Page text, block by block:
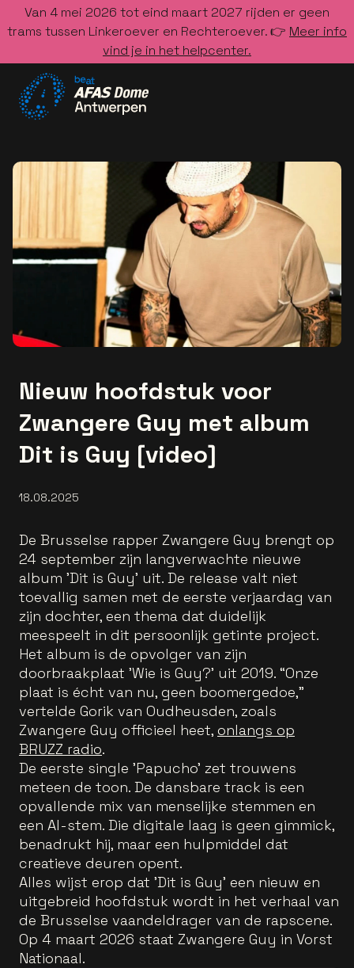
Van 4 mei 2026 tot eind maart 2027 rijden er geen
trams tussen Linkeroever en Rechteroever. 👉 Meer info
vind je in het helpcenter.
Nieuw hoofdstuk voor
Zwangere Guy met album
Dit is Guy [video]
18.08.2025
De Brusselse rapper Zwangere Guy brengt op
24 september zijn langverwachte nieuwe
album 'Dit is Guy' uit. De release valt niet
toevallig samen met de eerste verjaardag van
zijn dochter, een thema dat duidelijk
meespeelt in dit persoonlijk getinte project.
Het album is de opvolger van zijn
doorbraakplaat 'Wie is Guy?' uit 2019. “Onze
plaat is écht van nu, geen boomergedoe,”
vertelde Gorik van Oudheusden, zoals
Zwangere Guy officieel heet, onlangs op
BRUZZ radio.
De eerste single 'Papucho' zet trouwens
meteen de toon. De dansbare track is een
opvallende mix van menselijke stemmen en
een AI-stem. Die digitale laag is geen gimmick,
benadrukt hij, maar een hulpmiddel dat
creatieve deuren opent.
Alles wijst erop dat 'Dit is Guy' een nieuw en
uitgebreid hoofdstuk wordt in het verhaal van
de Brusselse vaandeldrager van de rapscene.
Op 4 maart 2026 staat Zwangere Guy in Vorst
Nationaal.